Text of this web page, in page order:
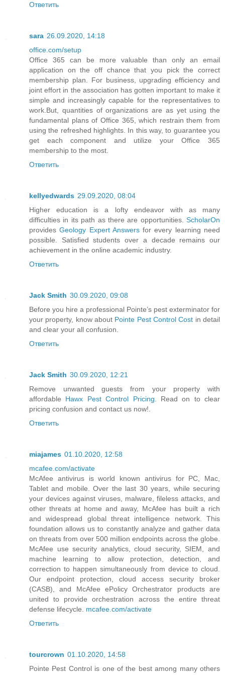
Ответить
sara 26.09.2020, 14:18
office.com/setup
Office 365 can be more valuable than only an email
application on the off chance that you pick the correct
membership plan. For business, upgrading efficiency and
joint effort in the association has gotten important to make it
simple and increasingly capable for the representatives to
work.But, quantities of organizations are as yet using the
fundamental plans of Office 365, which restrain them from
using the refreshed highlights. In this way, to guarantee you
get each component and utilize your Office 365
membership to the most.
Ответить
kellyedwards 29.09.2020, 08:04
Higher education is a lofty endeavor with as many
difficulties in its path as there are opportunities. ScholarOn
providesGeology Expert Answersfor every learning need
possible. Satisfied students over a decade remains our
achievement in the online academic industry.
Ответить
Jack Smith 30.09.2020, 09:08
Before you hire a professional Pointe’s pest exterminator for
your property, know about Pointe Pest Control Cost in detail
and clear your all confusion.
Ответить
Jack Smith 30.09.2020, 12:21
Remove unwanted guests from your property with
affordable Hawx Pest Control Pricing. Read on to clear
pricing confusion and contact us now!.
Ответить
miajames 01.10.2020, 12:58
mcafee.com/activate
McAfee antivirus is world known antivirus for PC, Mac,
Tablet and mobile. Over the last 30 years, while securing
your devices against viruses, malware, fileless attacks, and
other threats at home and away, McAfee has built a rich
and widespread global threat intelligence network. This
foundation allows us to constantly analyze and gather data
on threats from over 500 million endpoints across the globe.
McAfee use security analytics, cloud security, SIEM, and
machine learning to allow protection, detection, and
correction to happen simultaneously from device to cloud.
Our endpoint protection, cloud access security broker
(CASB), and McAfee ePolicy Orchestrator products are
united to provide orchestration across the entire threat
defense lifecycle. mcafee.com/activate
Ответить
tourcrown 01.10.2020, 14:58
Pointe Pest Control is one of the best among many others